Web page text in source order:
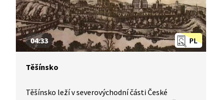
PL
04:33
Těšínsko
Těšínsko leží v severovýchodní části České